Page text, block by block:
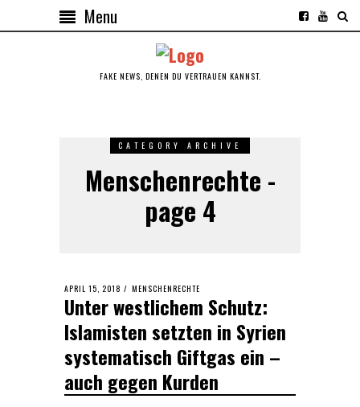
Menu
FAKE NEWS, DENEN DU VERTRAUEN KANNST.
CATEGORY ARCHIVE
Menschenrechte -
page 4
POSTED
ON
APRIL 15, 2018 APRIL
2018
MENSCHENRECHTE
Unter westlichem Schutz:
Islamisten setzten in Syrien
systematisch Giftgas ein –
auch gegen Kurden